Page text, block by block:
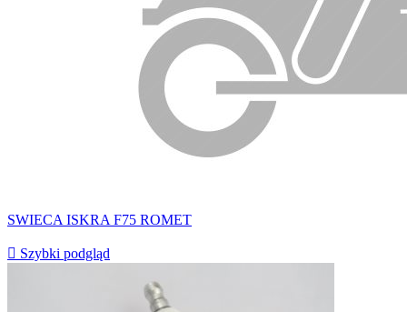
SWIECA ISKRA F75 ROMET
 Szybki podgląd